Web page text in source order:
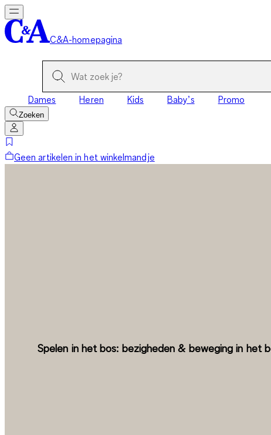
C&A-homepagina
Dames Heren Kids Baby’s Promo
Zoeken
Geen artikelen in het winkelmandje
Spelen in het bos: bezigheden & beweging in het